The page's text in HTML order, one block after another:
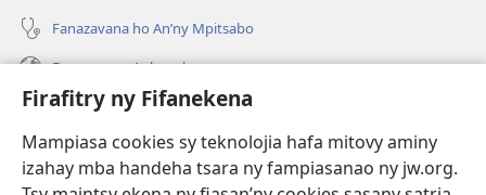
Firafitry ny Fifanekena
Mampiasa cookies sy teknolojia hafa mitovy aminy
izahay mba handeha tsara ny fampiasanao ny jw.org.
Fanazavana ho An’ny Mpitsabo
Fanazavana Ankapobeny
Fanampiana
Fanomezana
(manokatra
rohy)